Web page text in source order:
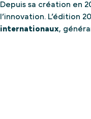
Depuis sa création en
l’innovation. L’édition
internationaux,